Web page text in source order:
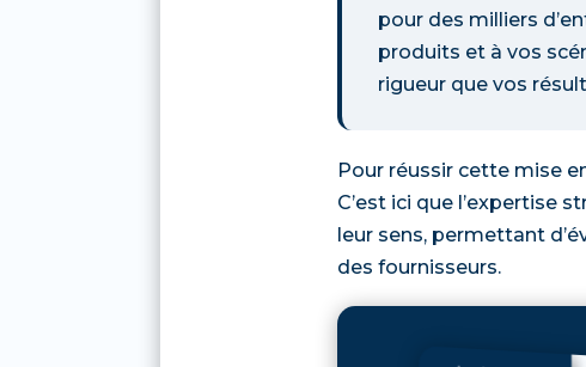
pour des milliers
produits et à vos
rigueur que vos
Pour réussir cette mise
C’est ici que l’expertise
leur sens, permettant
des fournisseurs.